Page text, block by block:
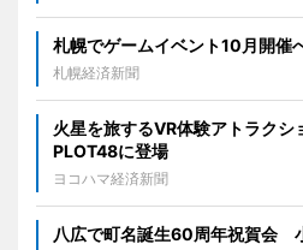
札幌でゲームイベント10月開
札幌経済新聞
火星を旅するVR体験アトラク
PLOT48に登場
ヨコハマ経済新聞
八広で町名誕生60周年祝賀会